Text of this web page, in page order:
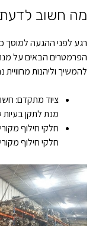
מה חשוב
רגע לפני ההגעה למוסך
הפרמטרים הבאים על
להמשיך וליהנות
ציוד מתקדם:
מנת לתקן בעיות
חלקי חילוף
חלקי חילוף